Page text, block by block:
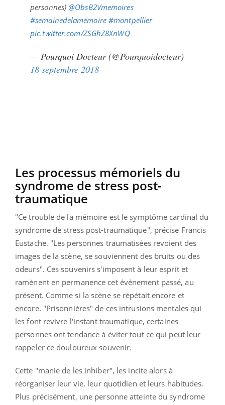
personnes)@ObsB2Vmemoires
#semainedelamémoire #montpellier
pic.twitter.com/ZSGhZ8XnWQ
— Pourquoi Docteur (@Pourquoidocteur)
18 septembre 2018
Les processus mémoriels du
syndrome de stress post-
traumatique
"Ce trouble de la mémoire est le symptôme cardinal du
syndrome de stress post-traumatique", précise Francis
Eustache. "Les personnes traumatisées revoient des
images de la scène, se souviennent des bruits ou des
odeurs". Ces souvenirs s'imposent à leur esprit et
ramènent en permanence cet événement passé, au
présent. Comme si la scène se répétait encore et
encore. "Prisonnières" de ces intrusions mentales qui
les font revivre l'instant traumatique, certaines
personnes ont tendance à éviter tout ce qui peut leur
rappeler ce douloureux souvenir.
Cette "manie de les inhiber", les incite alors à
réorganiser leur vie, leur quotidien et leurs habitudes.
Plus précisément, une personne atteinte du syndrome